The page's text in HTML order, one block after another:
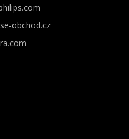
obchod.cz